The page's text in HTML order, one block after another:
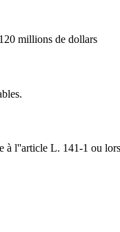
millions de dollars
à l''article L. 141-1 ou